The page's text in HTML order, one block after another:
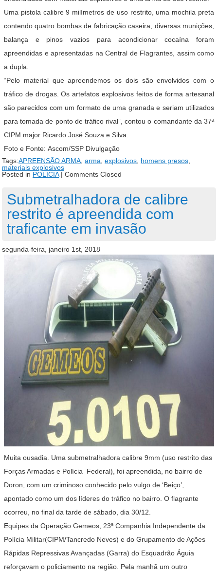
Uma pistola calibre 9 milímetros de uso restrito, uma mochila preta
contendo quatro bombas de fabricação caseira, diversas munições,
balança e pinos vazios para acondicionar cocaína foram
apreendidas e apresentadas na Central de Flagrantes, assim como
a dupla.
“Pelo material que apreendemos os dois são envolvidos com o
tráfico de drogas. Os artefatos explosivos feitos de forma artesanal
são parecidos com um formato de uma granada e seriam utilizados
para tomada de ponto de tráfico rival”, contou o comandante da 37ª
CIPM major Ricardo José Souza e Silva.
Foto e Fonte: Ascom/SSP Divulgação
Tags:APREENSÃO ARMA arma explosivos homens presos
materiais explosivos
Posted in POLÍCIA| Comments Closed
Submetralhadora de calibre
restrito é apreendida com
traficante em invasão
segunda-feira, janeiro 1st, 2018
Muita ousadia. Uma submetralhadora calibre 9mm (uso restrito das
Forças Armadas e Polícia Federal), foi apreendida, no bairro de
Doron, com um criminoso conhecido pelo vulgo de ‘Beiço’,
apontado como um dos líderes do tráfico no bairro. O flagrante
ocorreu, no final da tarde de sábado, dia 30/12.
Equipes da Operação Gemeos, 23ª Companhia Independente da
Polícia Militar(CIPM/Tancredo Neves) e do Grupamento de Ações
Rápidas Repressivas Avançadas (Garra) do Esquadrão Águia
reforçavam o policiamento na região. Pela manhã um outro